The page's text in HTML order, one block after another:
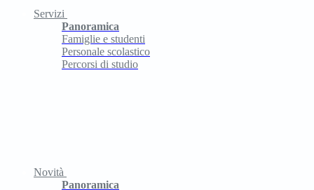
Servizi
Panoramica
Famiglie e studenti
Personale scolastico
Percorsi di studio
Novità
Panoramica